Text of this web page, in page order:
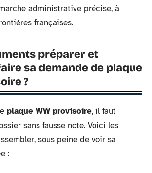
administrative précise, à
françaises.
préparer et
sa demande de plaque
?
plaque WW provisoire, il faut
sans fausse note. Voici les
sous peine de voir sa
: